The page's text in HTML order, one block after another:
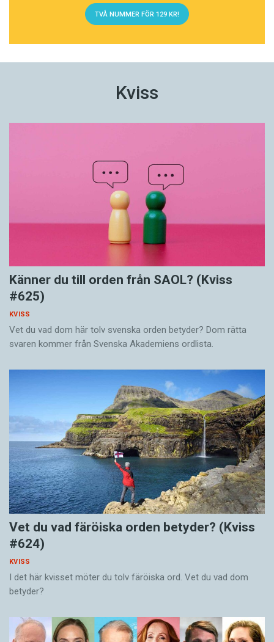
TVÅ NUMMER FÖR 129 KR!
Kviss
Känner du till orden från SAOL? (Kviss
#625)
KVISS
Vet du vad dom här tolv svenska orden betyder? Dom rätta
svaren kommer från Svenska Akademiens ordlista.
Vet du vad färöiska orden betyder? (Kviss
#624)
KVISS
I det här kvisset möter du tolv färöiska ord. Vet du vad dom
betyder?